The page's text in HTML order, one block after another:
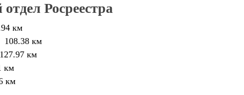
Росреестра
км
108.38 км
127.97 км
км
км